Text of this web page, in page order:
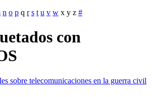
n o p q r s t u v w x y z #
con